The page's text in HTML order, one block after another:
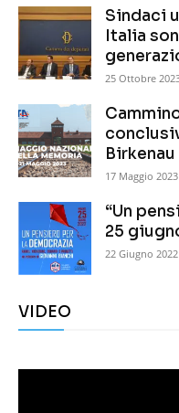
Sindaci
Italia
25 Ottobre
Birkenau
17 Maggio 2023
“Un
25
22 Giugno 2022
VIDEO